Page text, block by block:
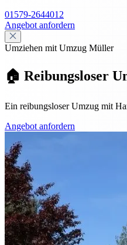
01579-2644012
Angebot anfordern
Umziehen mit Umzug Müller
🏠 Reibungsloser
Ein reibungsloser Umzug mit
Angebot anfordern